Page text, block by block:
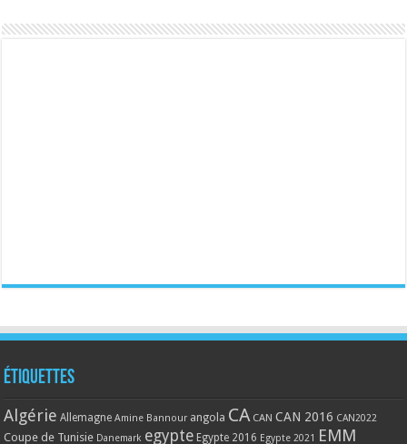
Étiquettes
Algérie Allemagne Amine Bannour angola CA CAN CAN 2016 CAN2022
Coupe de Tunisie Danemark egypte Egypte 2016 Egypte 2021 EMM